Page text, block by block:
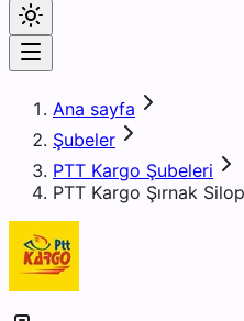
Ana sayfa
Şubeler
PTT Kargo Şubeleri
PTT Kargo Şırnak